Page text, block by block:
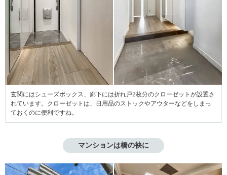
玄関にはシューズボックス、廊下には折れ戸2枚分のクローゼットが設置さ
れています。クローゼットは、日用品のストックやアウターなどをしまっ
ておくのに便利ですね。
マンションは橋の袂に